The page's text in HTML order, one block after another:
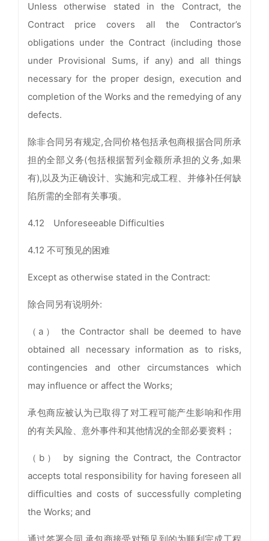
Unless otherwise stated in the Contract, the
Contract price covers all the Contractor’s
obligations under the Contract (including those
under Provisional Sums, if any) and all things
necessary for the proper design, execution and
completion of the Works and the remedying of any
defects.
除非合同另有规定,合同价格包括承包商根据合同所承
担的全部义务(包括根据暂列金额所承担的义务,如果
有),以及为正确设计、实施和完成工程、并修补任何缺
陷所需的全部有关事项。
4.12 Unforeseeable Difficulties
4.12 不可预见的困难
Except as otherwise stated in the Contract:
除合同另有说明外:
（a） the Contractor shall be deemed to have
obtained all necessary information as to risks,
contingencies and other circumstances which
may influence or affect the Works;
承包商应被认为已取得了对工程可能产生影响和作用
的有关风险、意外事件和其他情况的全部必要资料；
（b） by signing the Contract, the Contractor
accepts total responsibility for having foreseen all
difficulties and costs of successfully completing
the Works; and